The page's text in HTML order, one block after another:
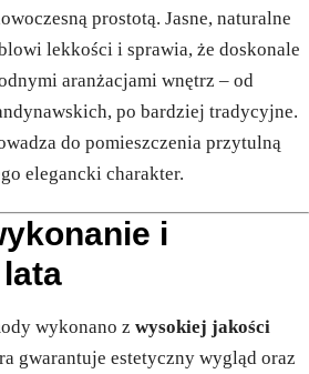
prostotą. Jasne, naturalne
lekkości i sprawia, że doskonale
aranżacjami wnętrz – od
po bardziej tradycyjne.
do pomieszczenia przytulną
elegancki charakter.
i
wykonano z wysokiej jakości
gwarantuje estetyczny wygląd oraz